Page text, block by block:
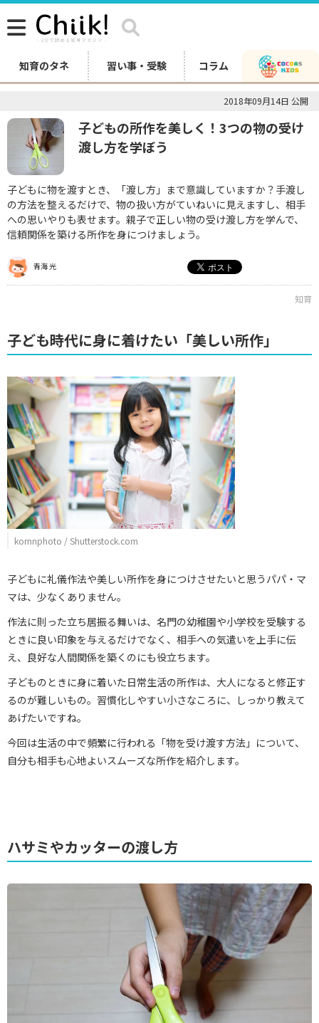
知育のタネ 習い事・受験 コラム
2018年09月14日 公開
子どもの所作を美しく！3つの物の受け
渡し方を学ぼう
子どもに物を渡すとき、「渡し方」まで意識していますか？手渡し
の方法を整えるだけで、物の扱い方がていねいに見えますし、相手
への思いやりも表せます。親子で正しい物の受け渡し方を学んで、
信頼関係を築ける所作を身につけましょう。
青海 光
知育
子ども時代に身に着けたい「美しい所作」
kornnphoto / Shutterstock.com
子どもに礼儀作法や美しい所作を身につけさせたいと思うパパ・マ
マは、少なくありません。
作法に則った立ち居振る舞いは、名門の幼稚園や小学校を受験する
ときに良い印象を与えるだけでなく、相手への気遣いを上手に伝
え、良好な人間関係を築くのにも役立ちます。
子どものときに身に着いた日常生活の所作は、大人になると修正す
るのが難しいもの。習慣化しやすい小さなころに、しっかり教えて
あげたいですね。
今回は生活の中で頻繁に行われる「物を受け渡す方法」について、
自分も相手も心地よいスムーズな所作を紹介します。
ハサミやカッターの渡し方